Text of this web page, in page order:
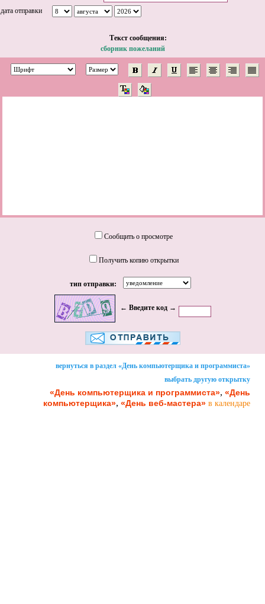
дата отправки
Tекст сообщения:
сборник пожеланий
Сообщить о просмотре
Получить копию открытки
тип отправки:
← Введите код →
вернуться в раздел «День компьютерщика и программиста»
выбрать другую открытку
«День компьютерщика и программиста», «День
компьютерщика», «День веб-мастера» в календаре